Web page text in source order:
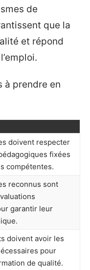
de
que la
et répond
à prendre en
doivent respecter
fixées
compétentes.
reconnus sont
garantir leur
doivent avoir les
pour
de qualité.